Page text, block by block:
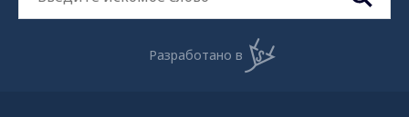
Разработано в